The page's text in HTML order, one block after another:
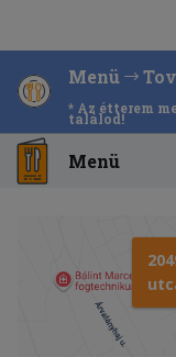
Menü
* Az étterem
találod!
Menü